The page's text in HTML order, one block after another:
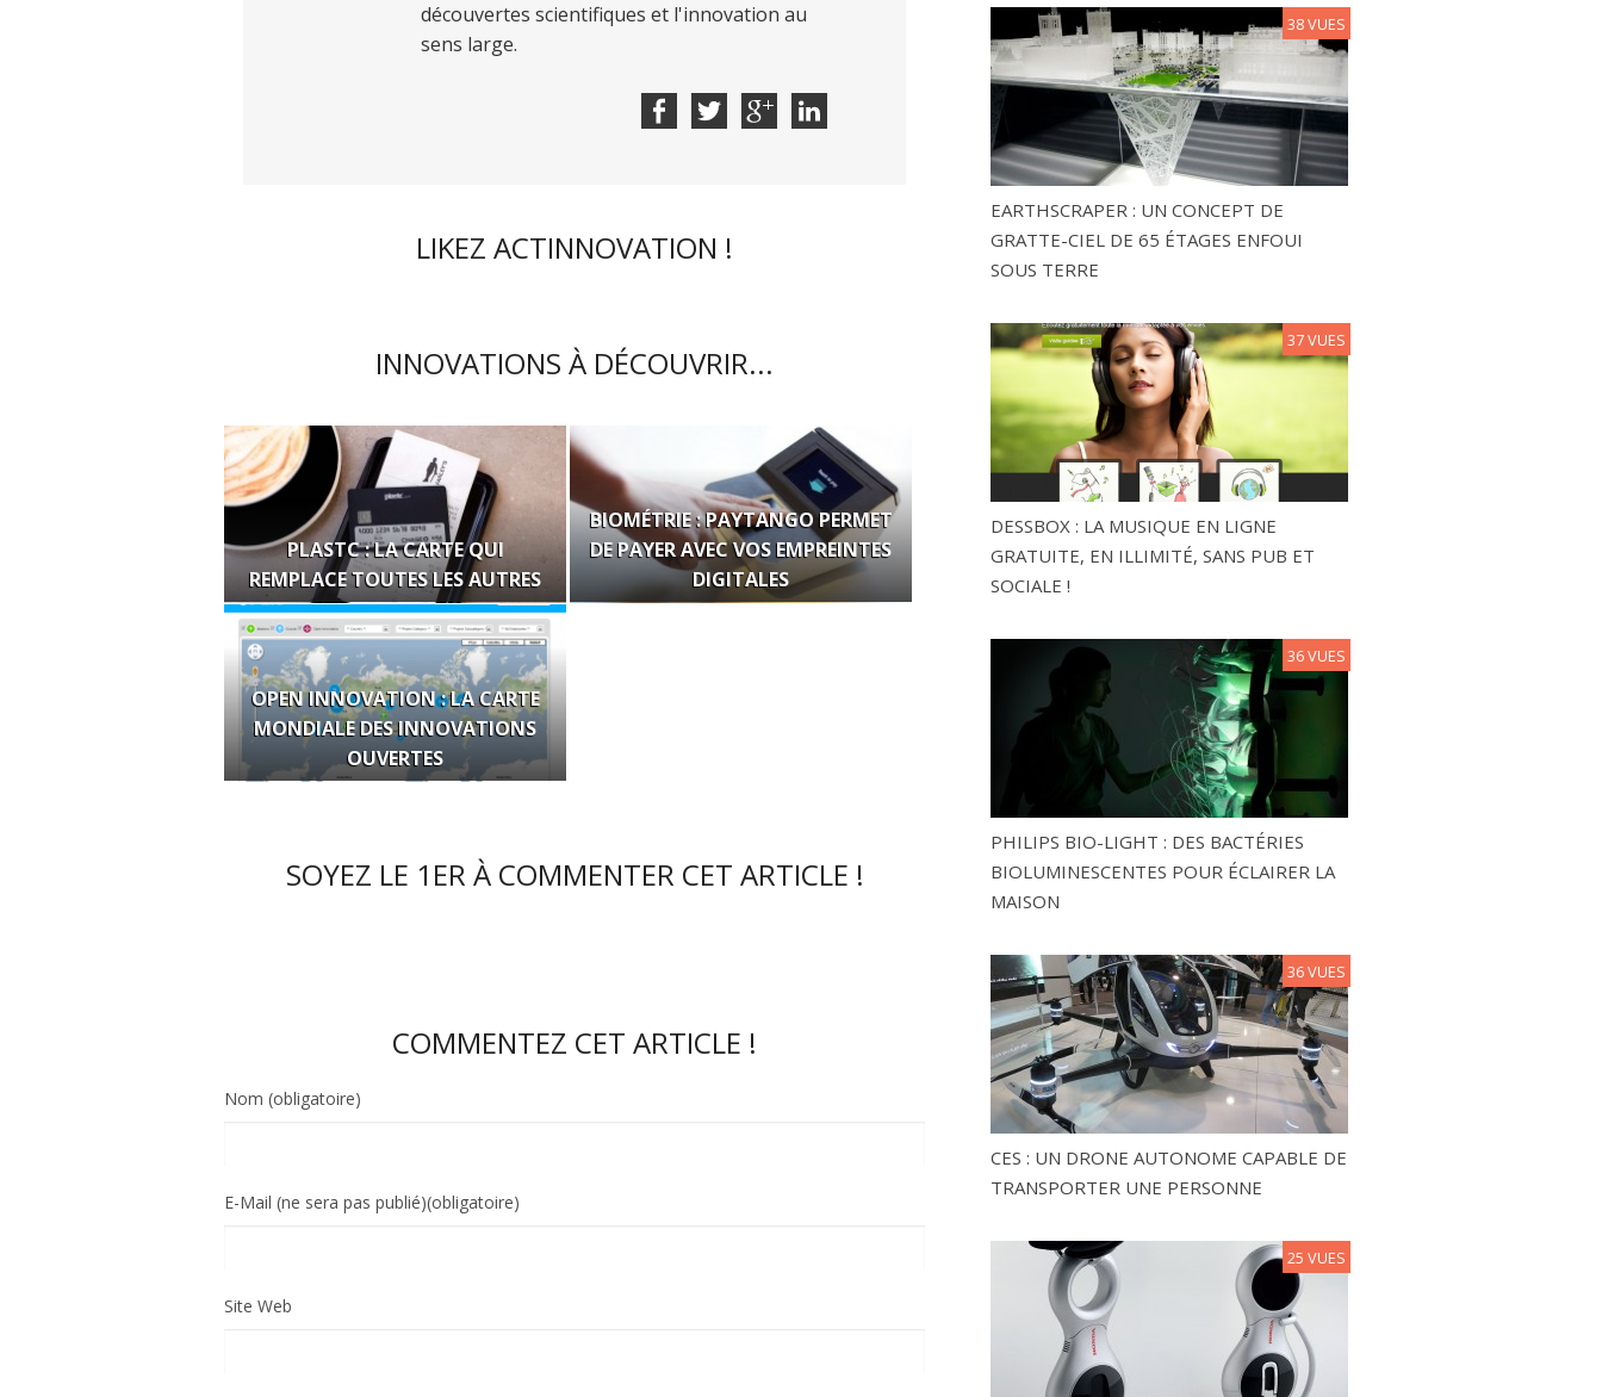
découvertes scientifiques et l'innovation au
sens large.
LIKEZ ACTINNOVATION !
INNOVATIONS À DÉCOUVRIR...
PLASTC : LA CARTE QUI
REMPLACE TOUTES LES AUTRES
BIOMÉTRIE : PAYTANGO PERMET
DE PAYER AVEC VOS EMPREINTES
DIGITALES
OPEN INNOVATION : LA CARTE
MONDIALE DES INNOVATIONS
OUVERTES
SOYEZ LE 1ER À COMMENTER CET ARTICLE !
COMMENTEZ CET ARTICLE !
Nom (obligatoire)
E-Mail (ne sera pas publié)(obligatoire)
Site Web
EARTHSCRAPER : UN CONCEPT DE
GRATTE-CIEL DE 65 ÉTAGES ENFOUI
SOUS TERRE
38 VUES
DESSBOX : LA MUSIQUE EN LIGNE
GRATUITE, EN ILLIMITÉ, SANS PUB ET
SOCIALE !
37 VUES
PHILIPS BIO-LIGHT : DES BACTÉRIES
BIOLUMINESCENTES POUR ÉCLAIRER LA
MAISON
36 VUES
CES : UN DRONE AUTONOME CAPABLE DE
TRANSPORTER UNE PERSONNE
36 VUES
25 VUES